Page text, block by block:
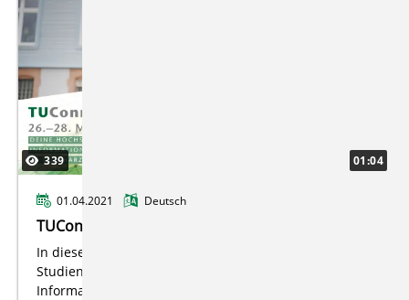
339 01:04
01.04.2021 Deutsch
TUConnect
In diesen drei Tagen stellen sich nicht nur unsere
Studiengänge vorr, sondern du bekommst auch
Informationen zum Campusleben an der TU.